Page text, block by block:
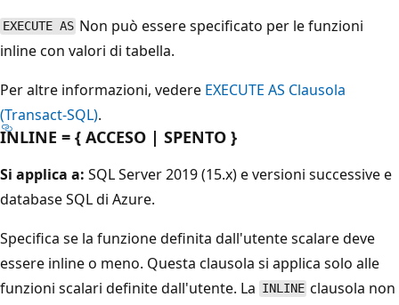
EXECUTE AS Non può essere specificato per le funzioni
inline con valori di tabella.
Per altre informazioni, vedere EXECUTE AS Clausola
(Transact-SQL).
INLINE = { ACCESO | SPENTO }
Si applica a: SQL Server 2019 (15.x) e versioni successive e
database SQL di Azure.
Specifica se la funzione definita dall'utente scalare deve
essere inline o meno. Questa clausola si applica solo alle
funzioni scalari definite dall'utente. La INLINE clausola non